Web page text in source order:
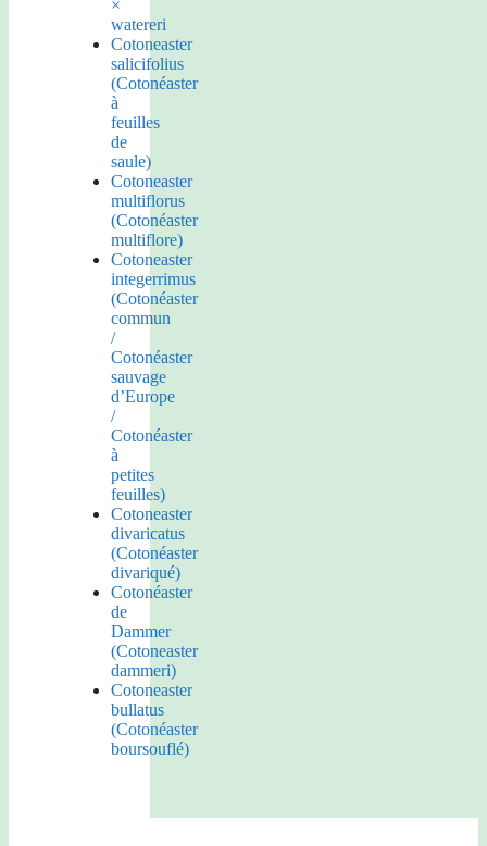
×
watereri
Cotoneaster
salicifolius
(Cotonéaster
à
feuilles
de
saule)
Cotoneaster
multiflorus
(Cotonéaster
multiflore)
Cotoneaster
integerrimus
(Cotonéaster
commun
/
Cotonéaster
sauvage
d’Europe
/
Cotonéaster
à
petites
feuilles)
Cotoneaster
divaricatus
(Cotonéaster
divariqué)
Cotonéaster
de
Dammer
(Cotoneaster
dammeri)
Cotoneaster
bullatus
(Cotonéaster
boursouflé)